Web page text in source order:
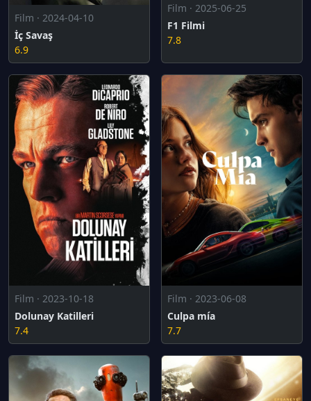
Film · 2024-04-10
İç Savaş
6.9
Film · 2025-06-25
F1 Filmi
7.8
Film · 2023-10-18
Dolunay Katilleri
7.4
Film · 2023-06-08
Culpa mía
7.7